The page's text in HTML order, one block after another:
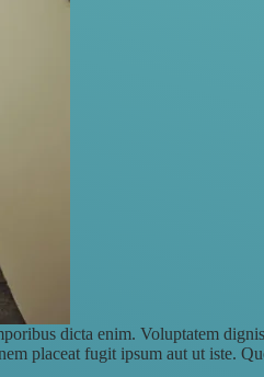
dicta enim. Voluptatem
placeat fugit ipsum aut ut iste.